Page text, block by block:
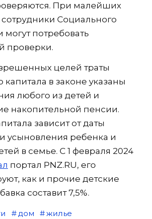
При малейших
Социального
потребовать
проверки.
целей траты
капитала в законе указаны
любого из детей и
накопительной пенсии.
зависит от даты
усыновления ребенка и
в семье. С 1 февраля 2024
портал PNZ.RU, его
как и прочие детские
составит 7,5%.
дом
жилье